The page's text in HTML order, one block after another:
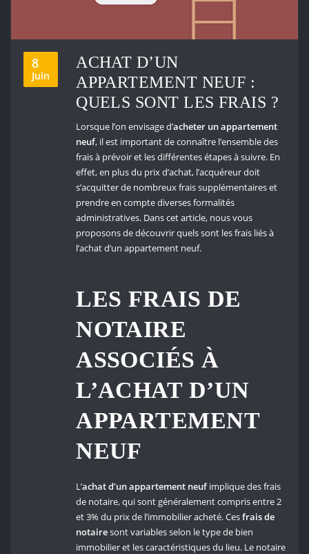
8
Juin
ACHAT D’UN
APPARTEMENT NEUF :
QUELS SONT LES FRAIS ?
Lorsque l’on envisage d’acheter un appartement
neuf, il est important de connaître l’ensemble des
frais à prévoir et les différentes étapes à suivre. En
effet, en plus du prix d’achat, l’acquéreur doit
s’acquitter de nombreux frais supplémentaires et
prendre en compte diverses formalités
administratives. Dans cet article, nous vous
proposons de découvrir quels sont les frais liés à
l’achat d’un appartement neuf.
LES FRAIS DE
NOTAIRE
ASSOCIÉS À
L’ACHAT D’UN
APPARTEMENT
NEUF
L’achat d’un appartement neufimplique des frais
de notaire, qui sont généralement compris entre 2
et 3% du prix de l’immobilier acheté. Cesfrais de
notairesont variables selon le type de bien
immobilier et les caractéristiques du lieu. Le notaire